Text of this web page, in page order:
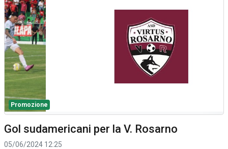
Promozione
Gol sudamericani per la V. Rosarno
05/06/2024 12:25